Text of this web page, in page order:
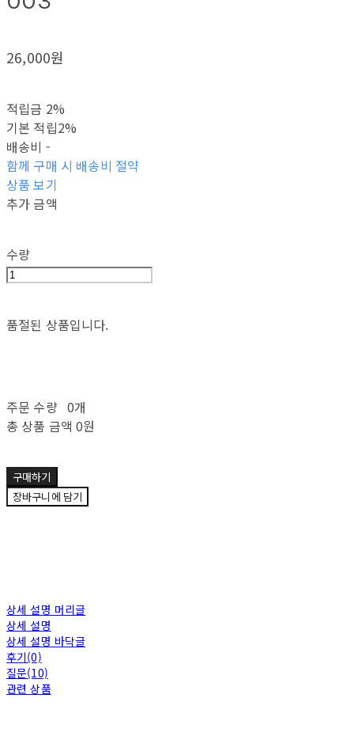
26,000원
적립금 2%
기본 적립2%
배송비 -
함께 구매 시 배송비 절약
상품 보기
추가 금액
수량
품절된 상품입니다.
주문 수량 0개
총 상품 금액 0원
구매하기
장바구니에 담기
상세 설명 머리글
상세 설명
상세 설명 바닥글
후기(0)
질문(10)
관련 상품